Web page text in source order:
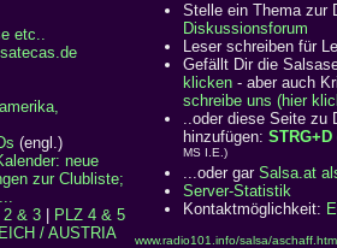
etc..
(engl.)
neue
zur Clubliste;
2 & 3
PLZ 4 & 5
/ AUSTRIA
Stelle ein Thema zur
Diskussionsforum
Leser schreiben für
Gefällt Dir die
klicken - aber auch
schreibe uns (hier
..oder diese Seite zu
hinzufügen: STRG+D
MS I.E.)
...oder gar Salsa.at
Server-Statistik
Kontaktmöglichkeit:
www.radio101.info/salsa/aschaff.htm